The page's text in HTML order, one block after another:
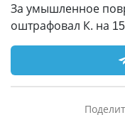
За умышленное
оштрафовал К. на